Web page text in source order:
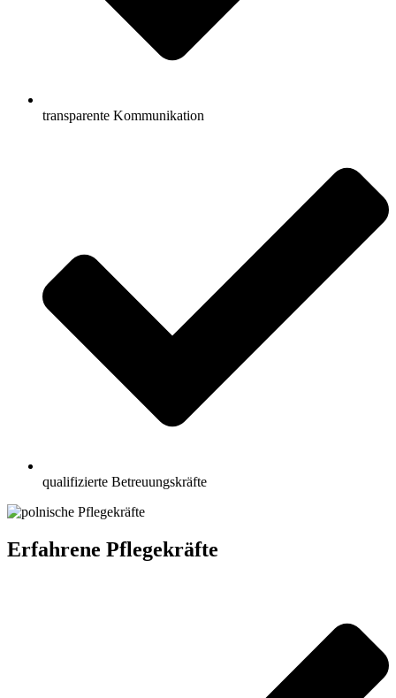
transparente Kommunikation
qualifizierte Betreuungskräfte
Erfahrene Pflegekräfte